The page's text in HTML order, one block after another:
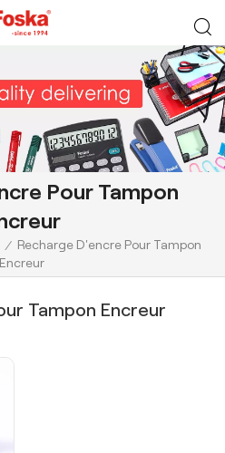
Pour Tampon
/ Recharge D'encre Pour Tampon
Encreur
Tampon Encreur